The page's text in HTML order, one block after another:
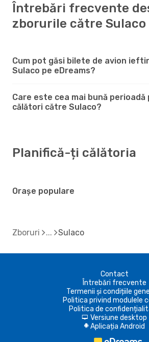
Întrebări frecvente
zborurile către Sulaco
Cum pot găsi bilete de avion
Sulaco pe eDreams?
Care este cea mai bună perioadă
călători către Sulaco?
Planifică-ți călătoria
Orașe populare
Zboruri Sulaco
Contact
Întrebări frecvente
Termenii și condițiile
Politica privind modulele
Politica de
d Versiune desktop
A Aplicația Android